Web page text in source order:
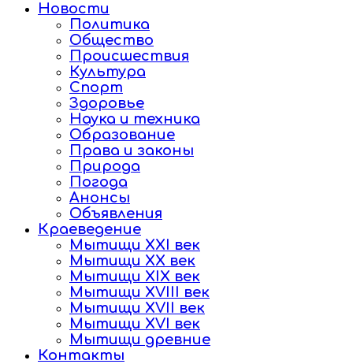
Новости
Политика
Общество
Происшествия
Культура
Спорт
Здоровье
Наука и техника
Образование
Права и законы
Природа
Погода
Анонсы
Объявления
Краеведение
Мытищи XXI век
Мытищи XX век
Мытищи XIX век
Мытищи XVIII век
Мытищи XVII век
Мытищи XVI век
Мытищи древние
Контакты